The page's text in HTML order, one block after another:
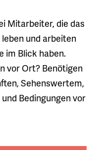
Mitarbeiter, die das
und arbeiten
im Blick haben.
vor Ort? Benötigen
Sehenswertem,
Bedingungen vor